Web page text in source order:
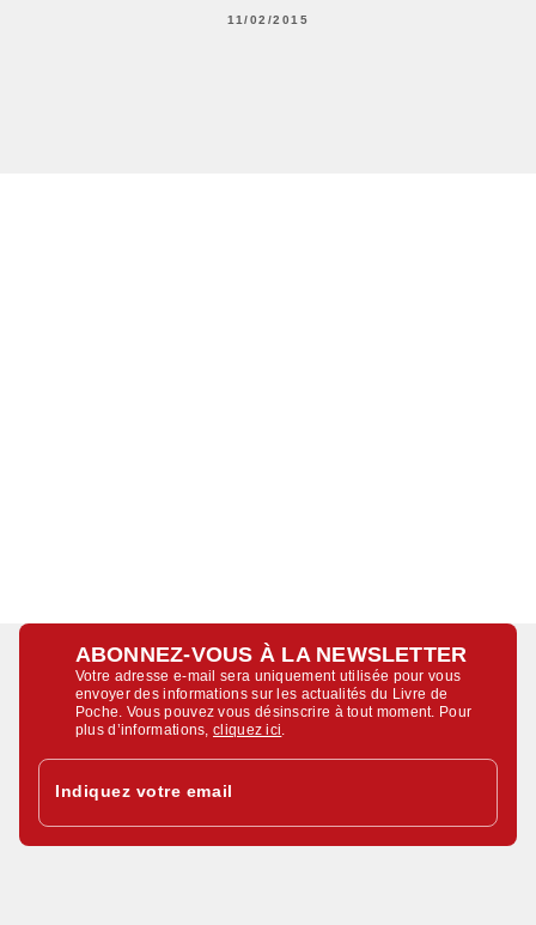
11/02/2015
ABONNEZ-VOUS À LA NEWSLETTER
Votre adresse e-mail sera uniquement utilisée pour vous
envoyer des informations sur les actualités du Livre de
Poche. Vous pouvez vous désinscrire à tout moment. Pour
plus d’informations,cliquez ici.
Indiquez votre email